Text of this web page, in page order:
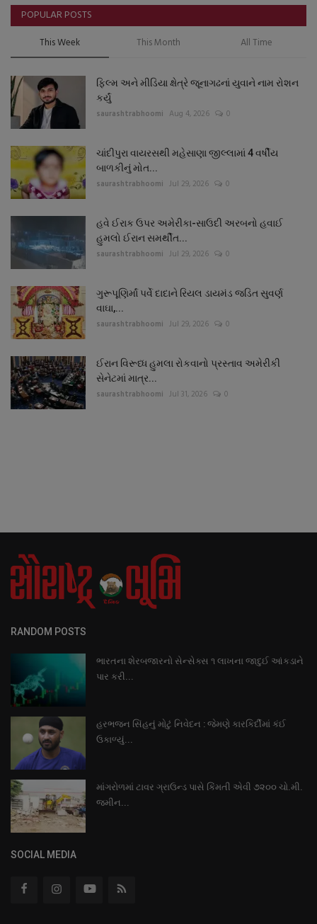
POPULAR POSTS
This Week This Month All Time
ફિલ્મ અને મીડિયા ક્ષેત્રે જૂનાગઢનાં યુવાને નામ રોશન
કર્યું
saurashtrabhoomi Aug 4, 2026 0
ચાંદીપુરા વાયરસથી મહેસાણા જીલ્લામાં 4 વર્ષીય
બાળકીનું મોત...
saurashtrabhoomi Jul 29, 2026 0
હવે ઈરાક ઉપર અમેરીકા-સાઉદી અરબનો હવાઈ
હુમલો ઈરાન સમર્થીત...
saurashtrabhoomi Jul 29, 2026 0
ગુરૂપૂણિર્માં પર્વે દાદાને રિયલ ડાયમંડ જડિત સુવર્ણ
વાઘા,...
saurashtrabhoomi Jul 29, 2026 0
ઈરાન વિરૂધ્ધ હુમલા રોકવાનો પ્રસ્તાવ અમેરીકી
સેનેટમાં માત્ર...
saurashtrabhoomi Jul 31, 2026 0
RANDOM POSTS
ભારતના શેરબજારનો સેન્સેક્સ ૧ લાખના જાદુઈ આંકડાને
પાર કરી...
હરભજન સિંહનું મોટું નિવેદન : જેમણે કારકિર્દીમાં કંઈ
ઉકાળ્યું...
માંગરોળમાં ટાવર ગ્રાઉન્ડ પાસે કિંમતી એવી ૭૨૦૦ ચો.મી.
જમીન...
SOCIAL MEDIA